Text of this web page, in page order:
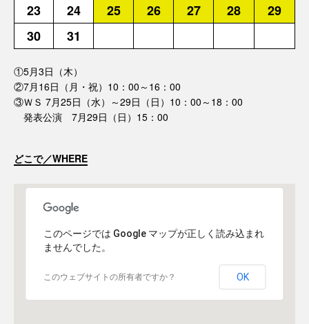
23
24 25 26 27 28
29
30
31
①5月3日（木）
②7月16日（月・祝）10：00～16：00
③ＷＳ 7月25日（水）～29日（日）10：00～18：00
発表公演 7月29日（日）15：00
どこで／WHERE
このページでは Google マップが正しく読み込まれ
ませんでした。
このウェブサイトの所有者ですか？ OK